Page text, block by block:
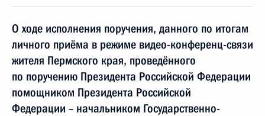
О ходе исполнения поручения, данного по итогам
личного приёма в режиме видео-конференц-связи
жителя Пермского края, проведённого
по поручению Президента Российской Федерации
помощником Президента Российской
Федерации – начальником Государственно-